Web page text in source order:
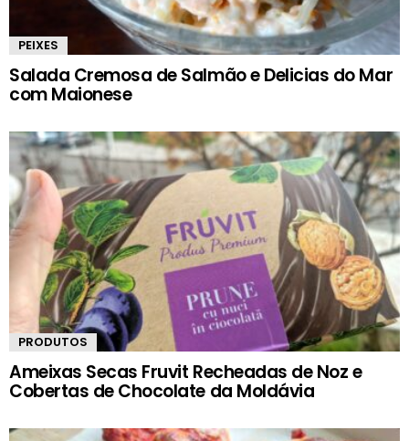
PEIXES
Salada Cremosa de Salmão e Delicias do Mar
com Maionese
PRODUTOS
Ameixas Secas Fruvit Recheadas de Noz e
Cobertas de Chocolate da Moldávia